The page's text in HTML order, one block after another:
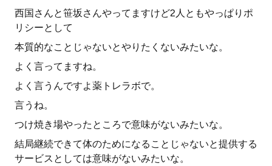
西国さんと笹坂さんやってますけど2人ともやっぱりポ
リシーとして
本質的なことじゃないとやりたくないみたいな。
よく言ってますね。
よく言うんですよ薬トレラボで。
言うね。
つけ焼き場やったところで意味がないみたいな。
結局継続できて体のためになることじゃないと提供する
サービスとしては意味がないみたいな。